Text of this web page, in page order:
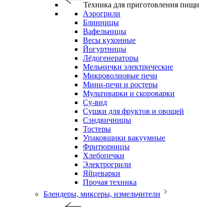
Техника для приготовления пищи
Аэрогрили
Блинницы
Вафельницы
Весы кухонные
Йогуртницы
Лёдогенераторы
Мельнички электрические
Микроволновые печи
Мини-печи и ростеры
Мультиварки и скороварки
Су-вид
Сушки для фруктов и овощей
Сэндвичницы
Тостеры
Упаковщики вакуумные
Фритюрницы
Хлебопечки
Электрогрили
Яйцеварки
Прочая техника
Блендеры, миксеры, измельчители